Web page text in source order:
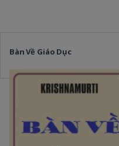
Bàn Về Giáo Dục